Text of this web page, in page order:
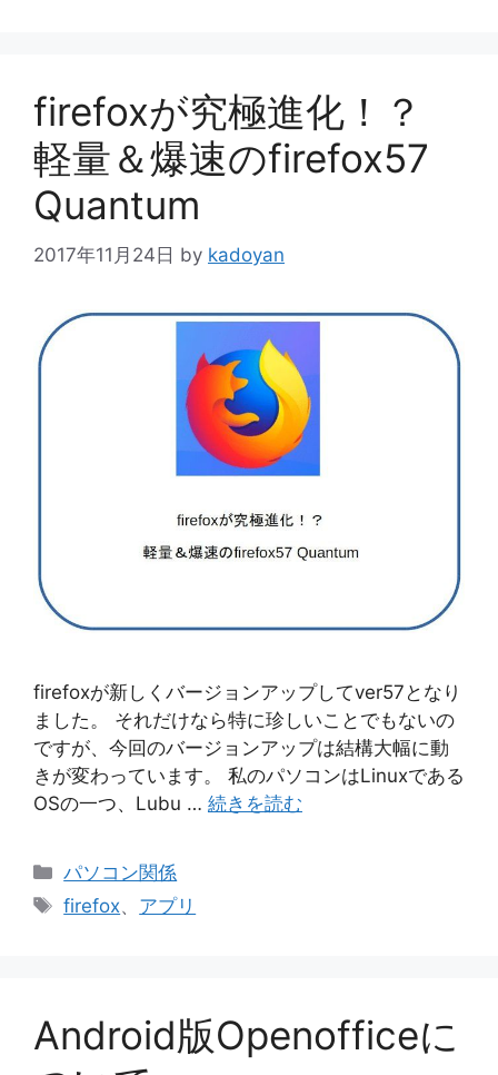
firefoxが究極進化！？
軽量＆爆速のfirefox57
Quantum
2017年11月24日 by kadoyan
firefoxが新しくバージョンアップしてver57となり
ました。 それだけなら特に珍しいことでもないの
ですが、今回のバージョンアップは結構大幅に動
きが変わっています。 私のパソコンはLinuxである
OSの一つ、Lubu … 続きを読む
カ
テ
パソコン関係
タ
firefox、 アプリ
Android版Openofficeに